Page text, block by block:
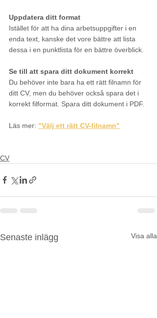
Uppdatera ditt format
Istället för att ha dina arbetsuppgifter i en
enda text, kanske det vore bättre att lista
dessa i en punktlista för en bättre överblick.
Se till att spara ditt dokument korrekt
Du behöver inte bara ha ett rätt filnamn för
ditt CV, men du behöver också spara det i
korrekt filformat. Spara ditt dokument i PDF.
Läs mer: "Välj ett rätt CV-filnamn"
CV
Senaste inlägg Visa alla